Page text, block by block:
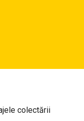
colectării